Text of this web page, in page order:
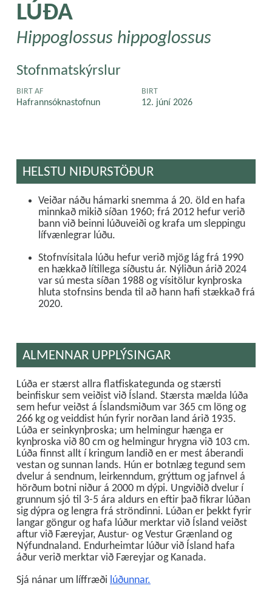
LÚÐA
Hippoglossus hippoglossus
Stofnmatskýrslur
BIRT AF
Hafrannsóknastofnun
BIRT
12. júní 2026
HELSTU NIÐURSTÖÐUR
Veiðar náðu hámarki snemma á 20. öld en hafa
minnkað mikið síðan 1960; frá 2012 hefur verið
bann við beinni lúðuveiði og krafa um sleppingu
lífvænlegrar lúðu.
Stofnvísitala lúðu hefur verið mjög lág frá 1990
en hækkað lítillega síðustu ár. Nýliðun árið 2024
var sú mesta síðan 1988 og vísitölur kynþroska
hluta stofnsins benda til að hann hafi stækkað frá
2020.
ALMENNAR UPPLÝSINGAR
Lúða er stærst allra flatfiskategunda og stærsti
beinfiskur sem veiðist við Ísland. Stærsta mælda lúða
sem hefur veiðst á Íslandsmiðum var 365 cm löng og
266 kg og veiddist hún fyrir norðan land árið 1935.
Lúða er seinkynþroska; um helmingur hænga er
kynþroska við 80 cm og helmingur hrygna við 103 cm.
Lúða finnst allt í kringum landið en er mest áberandi
vestan og sunnan lands. Hún er botnlæg tegund sem
dvelur á sendnum, leirkenndum, grýttum og jafnvel á
hörðum botni niður á 2000 m dýpi. Ungviðið dvelur í
grunnum sjó til 3-5 ára aldurs en eftir það fikrar lúðan
sig dýpra og lengra frá ströndinni. Lúðan er þekkt fyrir
langar göngur og hafa lúður merktar við Ísland veiðst
aftur við Færeyjar, Austur- og Vestur Grænland og
Nýfundnaland. Endurheimtar lúður við Ísland hafa
áður verið merktar við Færeyjar og Kanada.
Sjá nánar um líffræði lúðunnar.